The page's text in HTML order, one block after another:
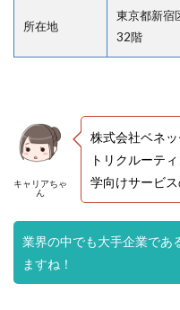
所在地
東京都新宿
32階
キャリアちゃ
ん
株式会社ベネ
トリクルーテ
学向けサービ
業界の中でも大手企業であ
ますね！